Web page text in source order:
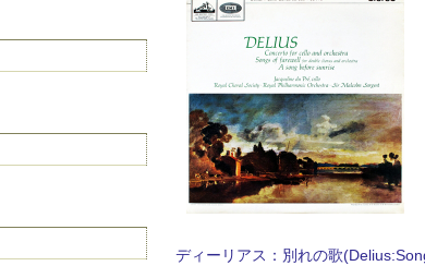
ディーリアス：別れの歌